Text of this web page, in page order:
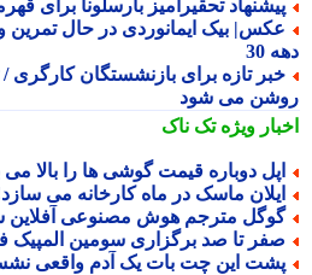
تحقیرآمیز بارسلونا برای
بیک ایمانوردی در حال تمرین وزنه
30
تازه برای بازنشستگان کارگری /
می شود
ویژهتک ناک
دوباره قیمت گوشی ها را بالا می برد
ماسک در ماه کارخانه می سازد!
مترجم هوش مصنوعی آفلاین
تا صد برگزاری سومین المپیک فناوری
این چت بات یک آدم واقعی